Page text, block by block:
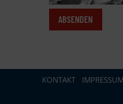
KONTAKT IMPRESSUM